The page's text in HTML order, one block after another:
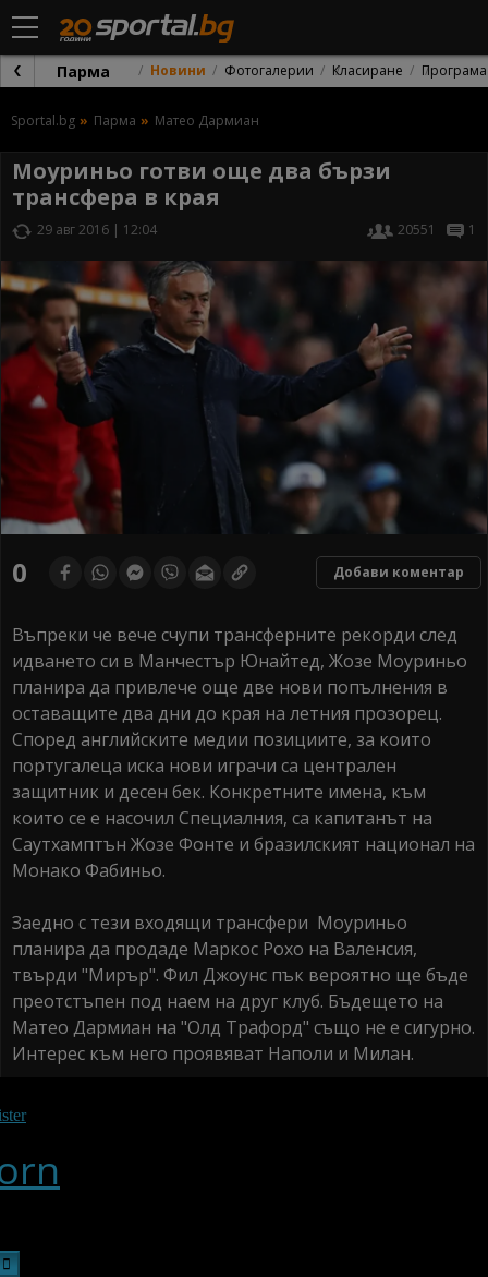
Парма Новини Фотогалерии Класиране Програма
Sportal.bg Парма Матео Дармиан
Моуриньо готви още два бързи
трансфера в края
29 авг 2016 | 12:04 20551 1
0 Добави коментар
Въпреки че вече счупи трансферните рекорди след
идването си в Манчестър Юнайтед, Жозе Моуриньо
планира да привлече още две нови попълнения в
оставащите два дни до края на летния прозорец.
Според английските медии позициите, за които
португалеца иска нови играчи са централен
защитник и десен бек. Конкретните имена, към
които се е насочил Специалния, са капитанът на
Саутхамптън Жозе Фонте и бразилският национал на
Монако Фабиньо.
Заедно с тези входящи трансфери Моуриньо
планира да продаде Маркос Рохо на Валенсия,
твърди "Мирър". Фил Джоунс пък вероятно ще бъде
преотстъпен под наем на друг клуб. Бъдещето на
Матео Дармиан на "Олд Трафорд" също не е сигурно.
Интерес към него проявяват Наполи и Милан.